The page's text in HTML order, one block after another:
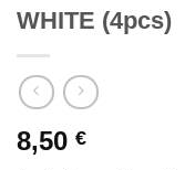
WHITE (4pcs)
8,50 €